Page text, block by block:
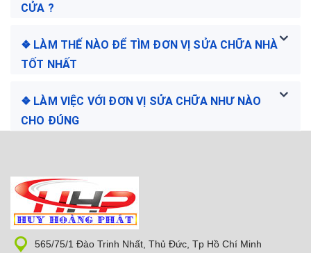
CỬA ?
❖ LÀM THẾ NÀO ĐỂ TÌM ĐƠN VỊ SỬA CHỮA NHÀ
TỐT NHẤT
❖ LÀM VIỆC VỚI ĐƠN VỊ SỬA CHỮA NHƯ NÀO
CHO ĐÚNG
565/75/1 Đào Trinh Nhất, Thủ Đức, Tp Hồ Chí Minh